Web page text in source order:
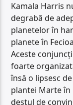
Kamala Harris
degrabă de
planetelor în
planete în
Aceste
foarte
însă o lipsesc
plantei Marte în
destul de